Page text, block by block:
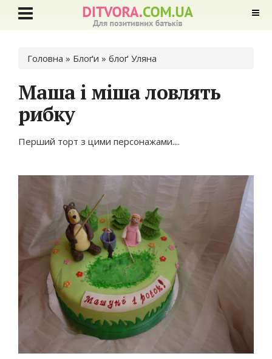
Ви є тут
Головна » Блоґи » блоґ Уляна
Маша і міша ловлять
рибку
Перший торт з цими персонажами....